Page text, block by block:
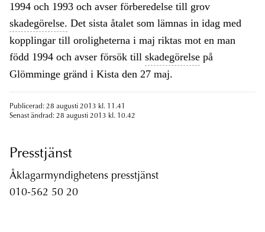
1994 och 1993 och avser förberedelse till grov
skadegörelse. Det sista åtalet som lämnas in idag med
kopplingar till oroligheterna i maj riktas mot en man
född 1994 och avser försök till skadegörelse på
Glömminge gränd i Kista den 27 maj.
Publicerad: 28 augusti 2013 kl. 11.41
Senast ändrad: 28 augusti 2013 kl. 10.42
Presstjänst
Åklagarmyndighetens presstjänst
010-562 50 20